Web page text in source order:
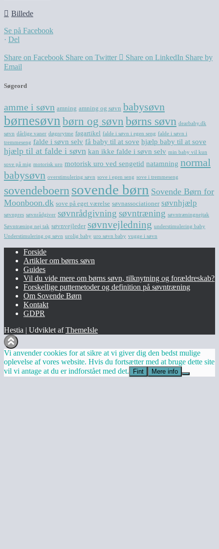
Billede
Se på Facebook
· Del
Share on Facebook Share on Twitter Share on LinkedIn Share by
Email
Søgeord
amme i søvn amning amning og søvn babysøvn
børnesøvnbørn og søvnbørns søvn dearbaby.dk
søvn dårlige vaner døgnrytme fagartikel falde i søvn i egen seng falde i søvn i
tremmeseng falde i søvn selv få baby til at sove hjælp baby til at sove
hjælp til at falde i søvn kan ikke falde i søvn selv min baby vil kun
sove på mig motorisk uro motorisk uro ved sengetid natamning normal
babysøvn overstimulering søvn sove i egen seng sove i tremmeseng
sovendeboernsovende børn Sovende Børn for
Moonboon.dk sove på eget værelse søvnassociationer søvnhjælp
søvnpres søvnrådgiver søvnrådgivning søvntræning søvntræningnejtak
Søvntræning nej tak søvnvejleder søvnvejledning understimulering baby
Understimulering og søvn urolig baby uro søvn baby vugge i søvn
Forside
Artikler om børns søvn
Guides
Vil du vide mere om børns søvn, tilknytning og forældreskab?​
Forskellige puttemetoder og definition på søvntræning
Om Sovende Børn
Kontakt
GDPR
Hestia | Udviklet afThemeIsle
Vi anvender cookies for at sikre at vi giver dig den bedst mulige
oplevelse af vores website. Hvis du fortsætter med at bruge dette site
vil vi antage at du er indforstået med det.
Fint Mere info